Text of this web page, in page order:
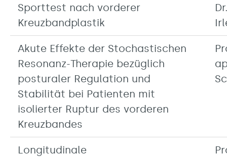
Sporttest nach vorderer
Kreuzbandplastik
Dr.
Akute Effekte der Stochastischen
Resonanz-Therapie bezüglich
posturaler Regulation und
Stabilität bei Patienten mit
isolierter Ruptur des vorderen
Kreuzbandes
Longitudinale